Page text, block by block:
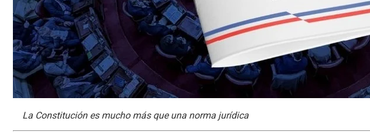
La Constitución es mucho más que una norma jurídica